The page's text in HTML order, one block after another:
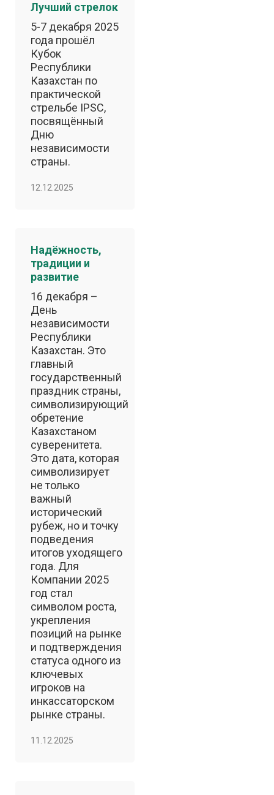
Лучший стрелок
5-7 декабря 2025
года прошёл
Кубок
Республики
Казахстан по
практической
стрельбе IPSC,
посвящённый
Дню
независимости
страны.
12.12.2025
Надёжность,
традиции и
развитие
16 декабря –
День
независимости
Республики
Казахстан. Это
главный
государственный
праздник страны,
символизирующий
обретение
Казахстаном
суверенитета.
Это дата, которая
символизирует
не только
важный
исторический
рубеж, но и точку
подведения
итогов уходящего
года. Для
Компании 2025
год стал
символом роста,
укрепления
позиций на рынке
и подтверждения
статуса одного из
ключевых
игроков на
инкассаторском
рынке страны.
11.12.2025